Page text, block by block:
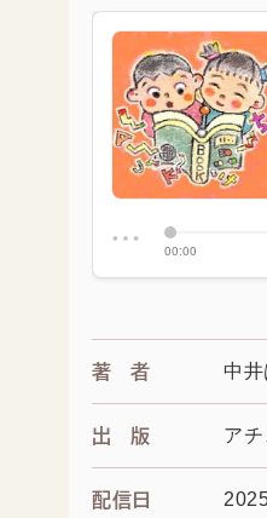
著者 中
出版 ア
配信日